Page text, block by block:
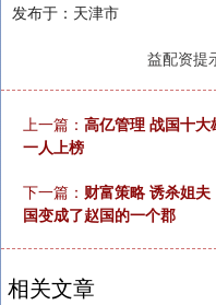
发布于：天津市
益配资提
上一篇： 高亿管理 战国十
一人上榜
下一篇： 财富策略 诱杀姐
国变成了赵国的一个郡
相关文章